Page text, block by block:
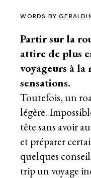
WORDS BY
Partir sur la
attire de plus
voyageurs à la
sensations.
Toutefois, un
légère.
tête sans avoir
et préparer
quelques
trip un voyage